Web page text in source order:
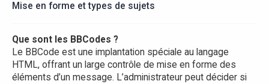
Mise en forme et types de sujets
Que sont les BBCodes ?
Le BBCode est une implantation spéciale au langage
HTML, offrant un large contrôle de mise en forme des
éléments d’un message. L’administrateur peut décider si